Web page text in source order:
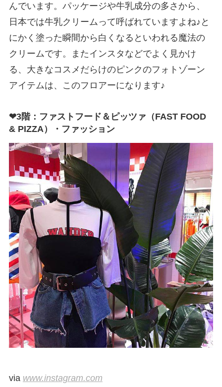
んでいます。パッケージや牛乳成分の多さから、
日本では牛乳クリームって呼ばれていますよね♪と
にかく塗った瞬間から白くなるといわれる魔法の
クリームです。またインスタなどでよく見かけ
る、大きなコスメだらけのピンクのフォトゾーン
アイテムは、このフロアーになります♪
❤3階：ファストフード＆ピッツァ（FAST FOOD
& PIZZA）・ファッション
via www.instagram.com